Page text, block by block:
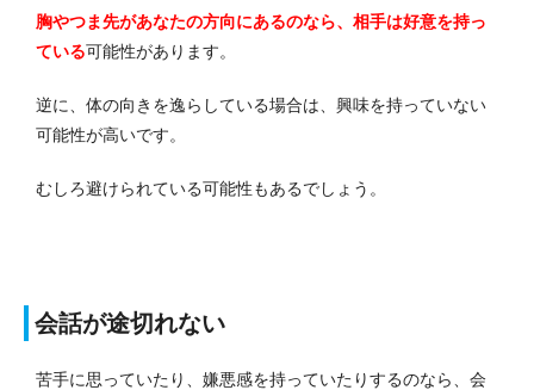
胸やつま先があなたの方向にあるのなら、相手は好意を持っ
ている可能性があります。
逆に、体の向きを逸らしている場合は、興味を持っていない
可能性が高いです。
むしろ避けられている可能性もあるでしょう。
会話が途切れない
苦手に思っていたり、嫌悪感を持っていたりするのなら、会